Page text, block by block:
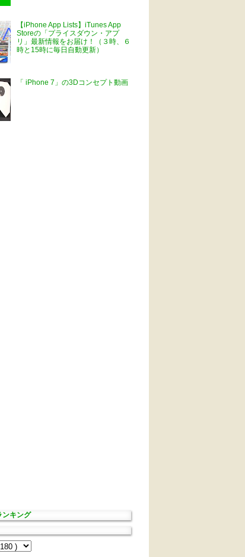
【iPhone App Lists】iTunes App
Storeの「プライスダウン・アプ
リ」最新情報をお届け！（３時、６
時と15時に毎日自動更新）
「 iPhone 7」の3Dコンセプト動画
ンキング